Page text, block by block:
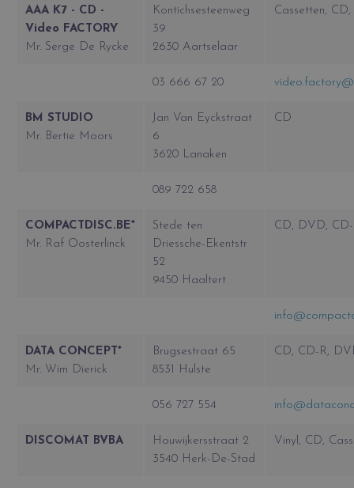
AAA K7 - CD -
Video FACTORY
Mr. Serge De Rycke
Kontichsesteenweg
39
2630 Aartselaar
Cassetten,
03 666 67 20
BM STUDIO
Mr. Bertie Moors
Jan Van Eyckstraat
6
3620 Lanaken
CD
089 722 658
COMPACTDISC.BE*
Mr. Raf Oosterlinck
Stede ten
Driessche-Ekentstr
52
9450 Haaltert
CD, DVD,
DATA CONCEPT*
Mr. Wim Dierick
Brugsestraat 65
8531 Hulste
CD, CD-R,
056 727 554
DISCOMAT BVBA
Houwijkersstraat 2
3540 Herk-De-Stad
Vinyl, CD,